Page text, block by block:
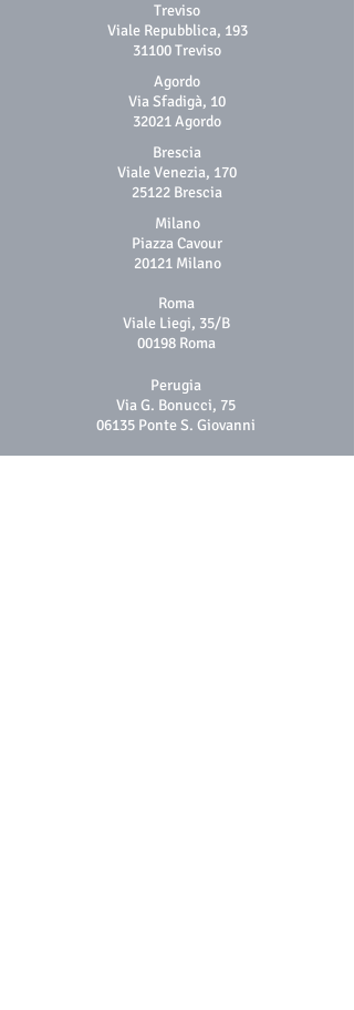
Treviso
Viale Repubblica, 193
31100 Treviso
Agordo
Via Sfadigà, 10
32021 Agordo
Brescia
Viale Venezia, 170
25122 Brescia
Milano
Piazza Cavour
20121 Milano
Roma
Viale Liegi, 35/B
00198 Roma
Perugia
Via G. Bonucci, 75
06135 Ponte S. Giovanni